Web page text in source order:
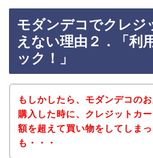
モダンデコでクレジ
えない理由２．「利
ック！」
もしかしたら、モダンデコの
購入した時に、クレジットカ
額を超えて買い物をしてしま
も・・・